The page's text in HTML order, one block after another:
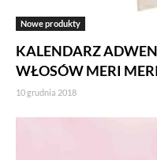
Nowe produkty
KALENDARZ
WŁOSÓW MERI MERI
10 grudnia 2018